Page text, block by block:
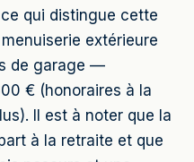
qui distingue cette
extérieure
de garage —
€ (honoraires à la
Il est à noter que la
à la retraite et que